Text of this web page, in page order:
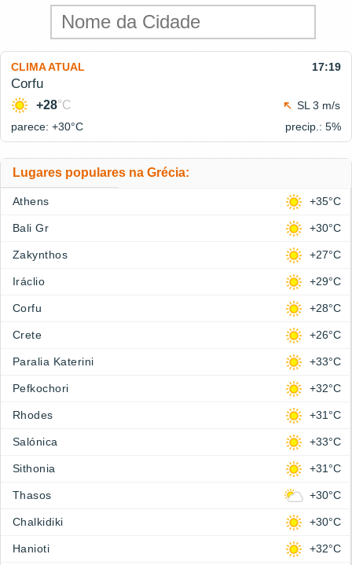
CLIMA ATUAL 17:19
Corfu
+28°C
SL 3 m/s
parece: +30°C precip.: 5%
Lugares populares na Grécia:
Athens +35°C
Bali Gr +30°C
Zakynthos +27°C
Iráclio +29°C
Corfu +28°C
Crete +26°C
Paralia Katerini +33°C
Pefkochori +32°C
Rhodes +31°C
Salónica +33°C
Sithonia +31°C
Thasos +30°C
Chalkidiki +30°C
Hanioti +32°C